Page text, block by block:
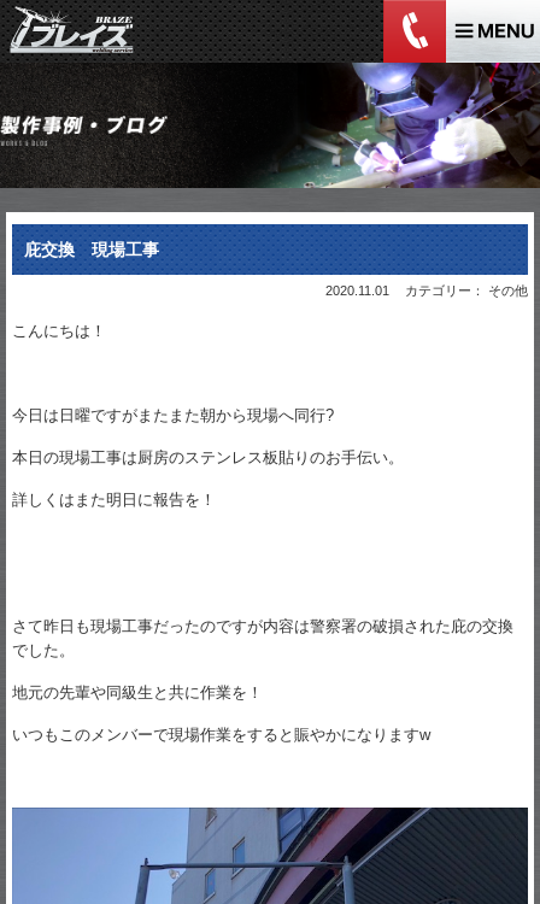
庇交換 現場工事
2020.11.01 カテゴリー： その他
こんにちは！
今日は日曜ですがまたまた朝から現場へ同行?
本日の現場工事は厨房のステンレス板貼りのお手伝い。
詳しくはまた明日に報告を！
さて昨日も現場工事だったのですが内容は警察署の破損された庇の交換
でした。
地元の先輩や同級生と共に作業を！
いつもこのメンバーで現場作業をすると賑やかになりますw